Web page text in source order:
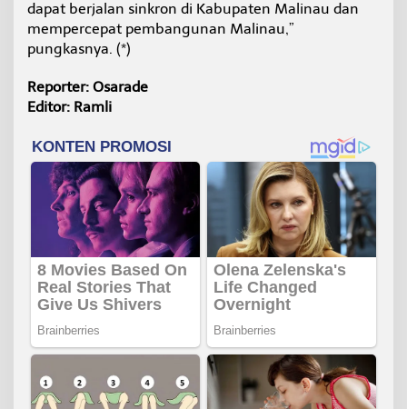
dapat berjalan sinkron di Kabupaten Malinau dan
mempercepat pembangunan Malinau,”
pungkasnya. (*)
Reporter: Osarade
Editor: Ramli